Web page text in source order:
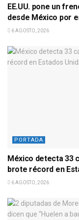
EE.UU. pone un
desde México por
6 AGOSTO, 2026
PORTADA
México detecta 33
brote récord en
6 AGOSTO, 2026